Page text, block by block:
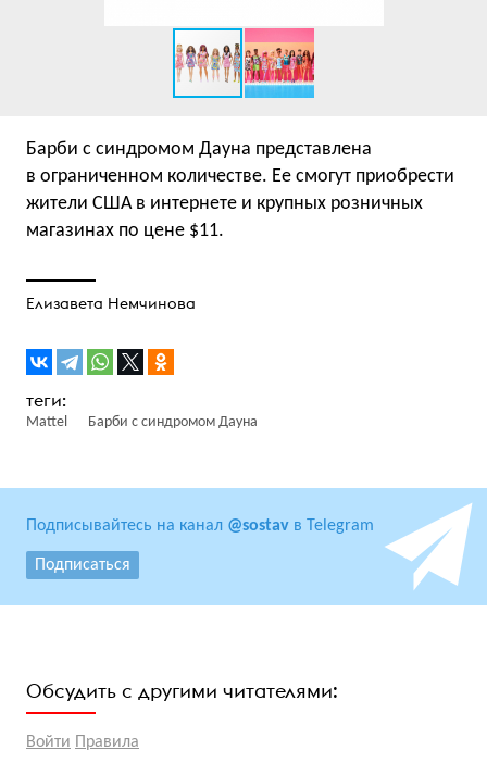
Барби с синдромом Дауна представлена
в ограниченном количестве. Ее смогут приобрести
жители США в интернете и крупных розничных
магазинах по цене $11.
Елизавета Немчинова
Mattel Барби с синдромом Дауна
Подписывайтесь на канал @sostav в Telegram
Подписаться
Обсудить с другими читателями:
Войти Правила